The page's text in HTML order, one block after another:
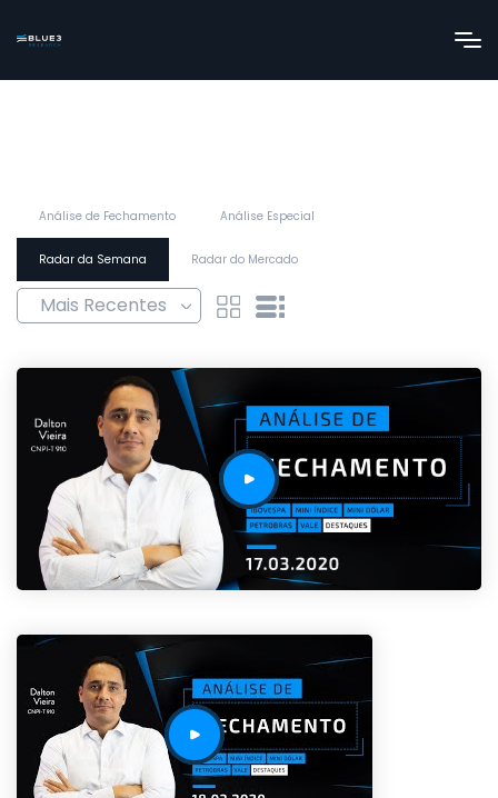
Análise de Fechamento Análise Especial
Radar da Semana Radar do Mercado